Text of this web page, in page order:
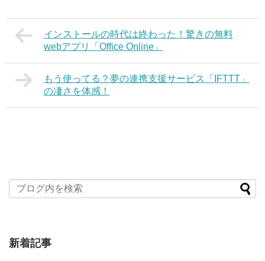
インストールの時代は終わった！驚きの無料
webアプリ「Office Online」
もう使ってる？夢の連携支援サービス「IFTTT」
の凄さを体感！
新着記事